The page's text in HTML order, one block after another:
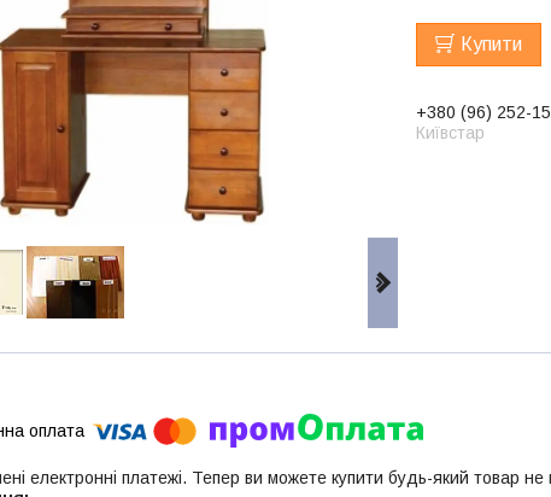
Купити
+380 (96) 252-
Київстар
електронні платежі. Тепер ви можете купити будь-який товар